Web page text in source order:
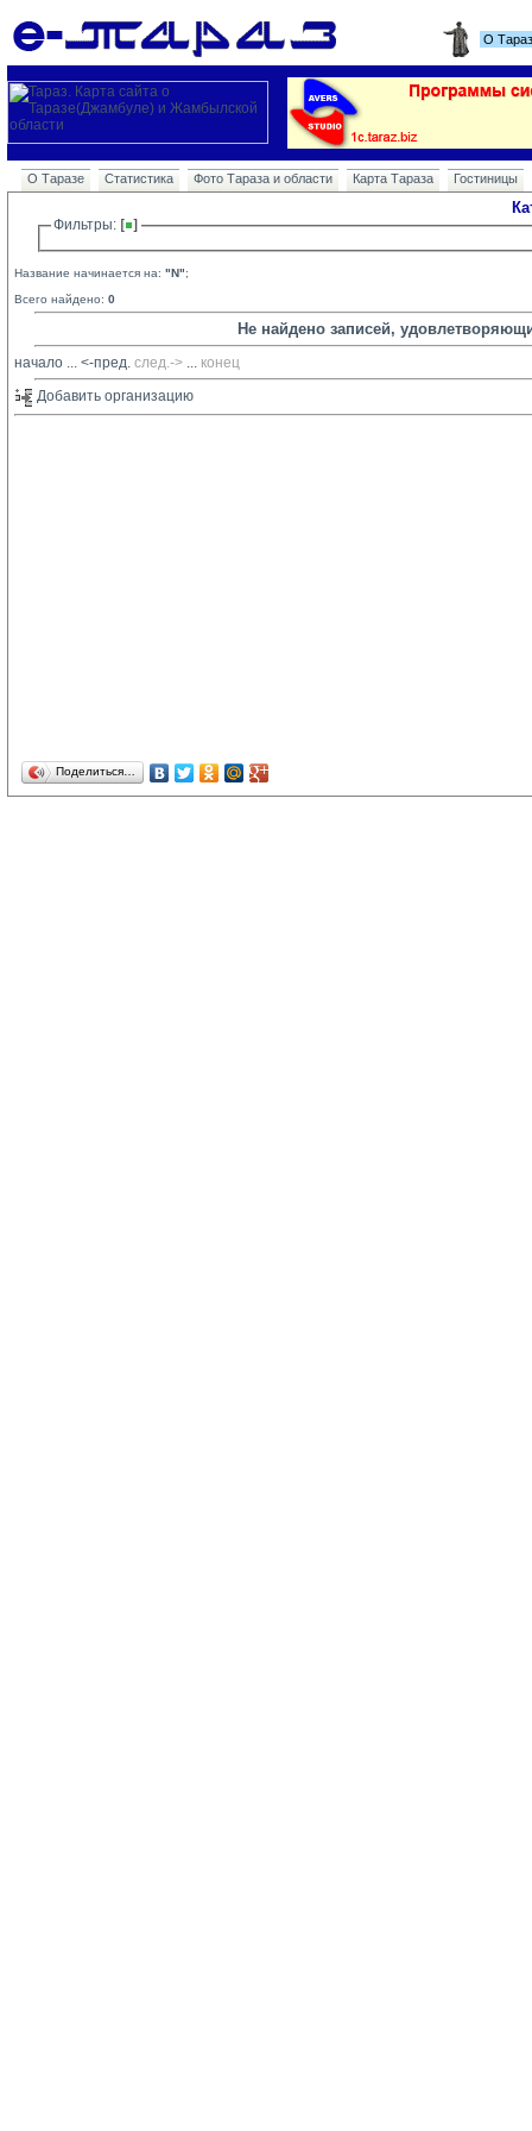
О
О Таразе Статистика Фото Тараза и области Карта Тараза Гостиницы
Фильтры:
Название начинается на: "N";
Всего найдено: 0
Не найдено записей,
начало ... <-пред. след.-> ... конец
Добавить организацию
Поделиться…